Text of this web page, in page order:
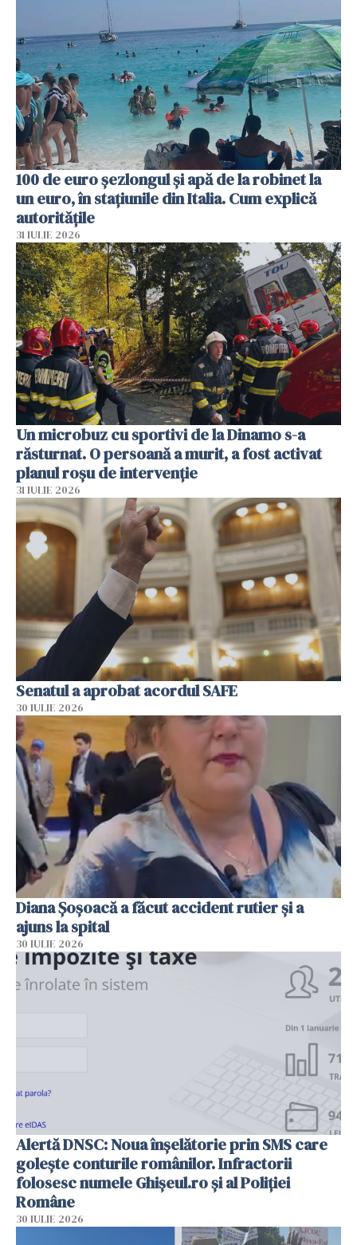
100 de euro șezlongul și apă de la robinet la
un euro, în stațiunile din Italia. Cum explică
autoritățile
31 IULIE 2026
Un microbuz cu sportivi de la Dinamo s-a
răsturnat. O persoană a murit, a fost activat
planul roșu de intervenție
31 IULIE 2026
Senatul a aprobat acordul SAFE
30 IULIE 2026
Diana Șoșoacă a făcut accident rutier și a
ajuns la spital
30 IULIE 2026
Alertă DNSC: Noua înșelătorie prin SMS care
golește conturile românilor. Infractorii
folosesc numele Ghișeul.ro și al Poliției
Române
30 IULIE 2026